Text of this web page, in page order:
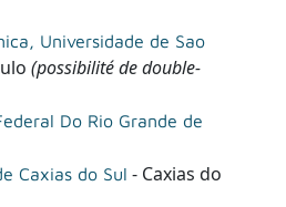
Universidade de Sao
(possibilité de double-
Do Rio Grande de
Caxias do Sul - Caxias do